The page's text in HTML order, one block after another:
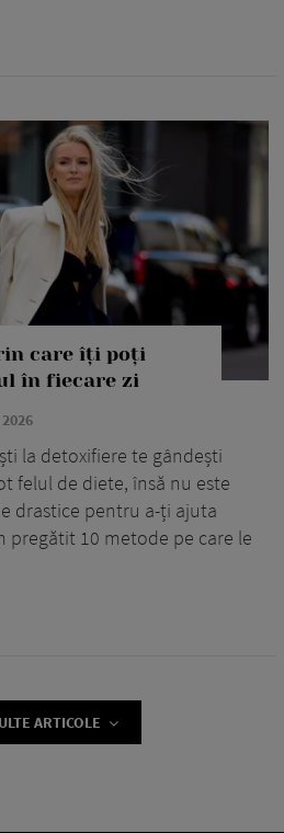
care îți poți
în fiecare zi
la detoxifiere te gândești
felul de diete, însă nu este
drastice pentru a-ți ajuta
pregătit 10 metode pe care le
ARTICOLE